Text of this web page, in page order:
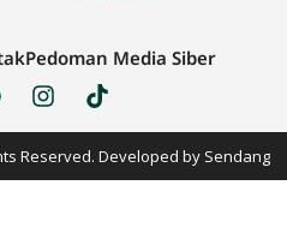
Pedoman Media Siber
Reserved. Developed by Sendang